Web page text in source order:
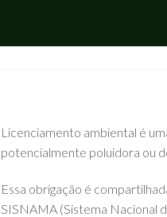
Licenciamento ambiental é
potencialmente poluidora ou
Essa obrigação é
SISNAMA (Sistema Nacional